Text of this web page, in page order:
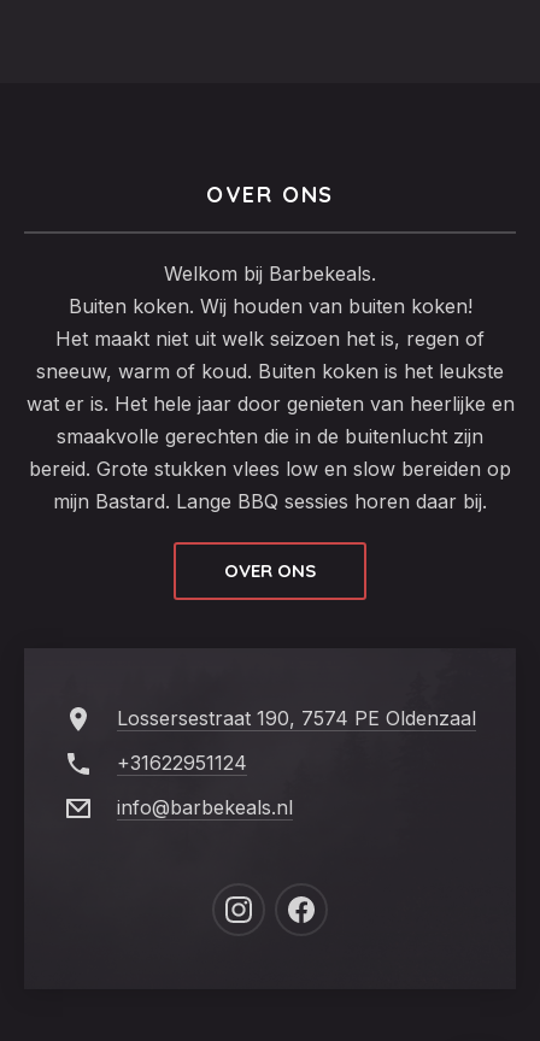
OVER ONS
Welkom bij Barbekeals.
Buiten koken. Wij houden van buiten koken!
Het maakt niet uit welk seizoen het is, regen of
sneeuw, warm of koud. Buiten koken is het leukste
wat er is. Het hele jaar door genieten van heerlijke en
smaakvolle gerechten die in de buitenlucht zijn
bereid. Grote stukken vlees low en slow bereiden op
mijn Bastard. Lange BBQ sessies horen daar bij.
OVER ONS
Lossersestraat 190, 7574 PE Oldenzaal
+31622951124
info@barbekeals.nl
New
New